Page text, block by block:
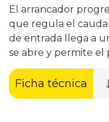
El arrancador
que regula el
de entrada llega a
se abre y permite el
Ficha técnica